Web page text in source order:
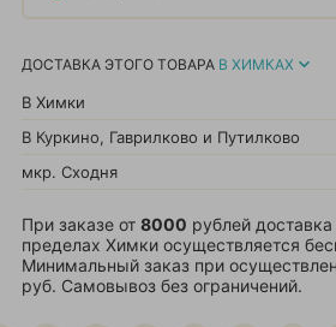
ДОСТАВКА ЭТОГО ТОВАРА В ХИМКАХ
В Химки
В Куркино, Гаврилково и Путилково
мкр. Сходня
При заказе от 8000 рублей
пределах Химки осуществляется
Минимальный заказ при
руб. Самовывоз без ограничений.